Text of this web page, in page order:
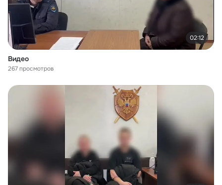
02:12
Видео
267 просмотров